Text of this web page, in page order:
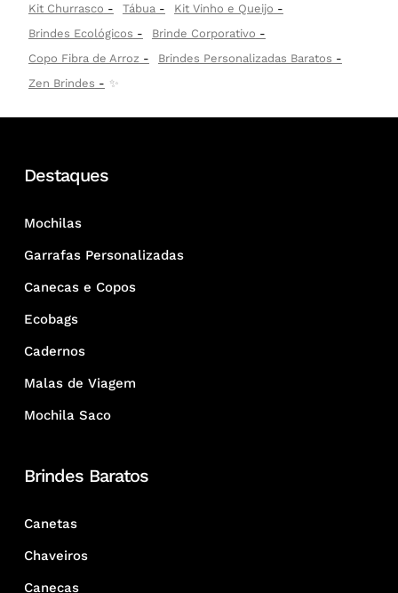
Kit Churrasco
Tábua
Kit Vinho e Queijo
Brindes Ecológicos
Brinde Corporativo
Copo Fibra de Arroz
Brindes Personalizadas Baratos
Zen Brindes
✨
Destaques
Mochilas
Garrafas Personalizadas
Canecas e Copos
Ecobags
Cadernos
Malas de Viagem
Mochila Saco
Brindes Baratos
Canetas
Chaveiros
Canecas